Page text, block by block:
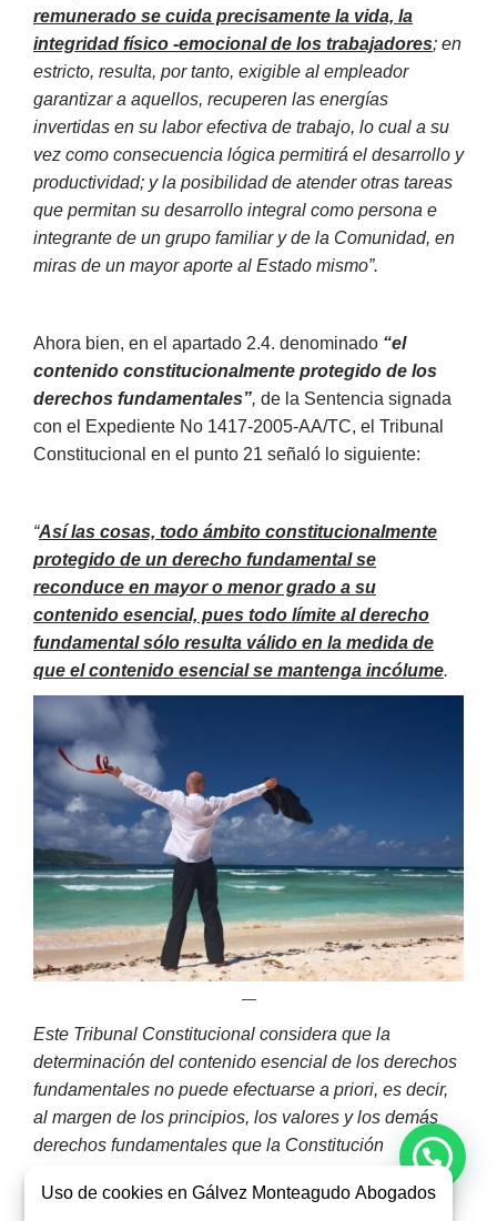
remunerado se cuida precisamente la vida, la
integridad físico -emocional de los trabajadores; en
estricto, resulta, por tanto, exigible al empleador
garantizar a aquellos, recuperen las energías
invertidas en su labor efectiva de trabajo, lo cual a su
vez como consecuencia lógica permitirá el desarrollo y
productividad; y la posibilidad de atender otras tareas
que permitan su desarrollo integral como persona e
integrante de un grupo familiar y de la Comunidad, en
miras de un mayor aporte al Estado mismo”.
Ahora bien, en el apartado 2.4. denominado “el
contenido constitucionalmente protegido de los
derechos fundamentales”, de la Sentencia signada
con el Expediente No 1417-2005-AA/TC, el Tribunal
Constitucional en el punto 21 señaló lo siguiente:
“Así las cosas, todo ámbito constitucionalmente
protegido de un derecho fundamental se
reconduce en mayor o menor grado a su
contenido esencial, pues todo límite al derecho
fundamental sólo resulta válido en la medida de
que el contenido esencial se mantenga incólume.
—
Este Tribunal Constitucional considera que la
determinación del contenido esencial de los derechos
fundamentales no puede efectuarse a priori, es decir,
al margen de los principios, los valores y los demás
derechos fundamentales que la Constitución
reconoce. En efecto, en tanto el contenido esencial de
un derecho fundamental es la concreción de las
Uso de cookies en Gálvez Monteagudo Abogados